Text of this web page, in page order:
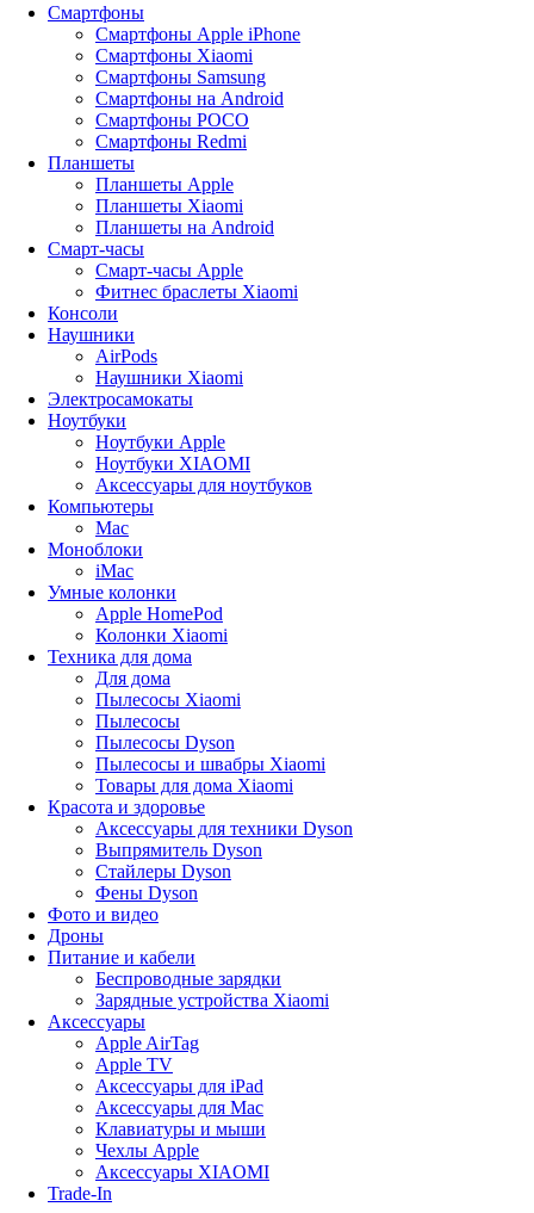
Смартфоны
Смартфоны Apple iPhone
Смартфоны Хiaomi
Смартфоны Samsung
Смартфоны на Android
Смартфоны POCO
Смартфоны Redmi
Планшеты
Планшеты Apple
Планшеты Xiaomi
Планшеты на Android
Смарт-часы
Смарт-часы Apple
Фитнес браслеты Xiaomi
Консоли
Наушники
AirPods
Наушники Xiaomi
Электросамокаты
Ноутбуки
Ноутбуки Apple
Ноутбуки XIAOMI
Аксессуары для ноутбуков
Компьютеры
Mac
Моноблоки
iMac
Умные колонки
Apple HomePod
Колонки Xiaomi
Техника для дома
Для дома
Пылесосы Xiaomi
Пылесосы
Пылесосы Dyson
Пылесосы и швабры Xiaomi
Товары для дома Xiaomi
Красота и здоровье
Аксессуары для техники Dyson
Выпрямитель Dyson
Стайлеры Dyson
Фены Dyson
Фото и видео
Дроны
Питание и кабели
Беспроводные зарядки
Зарядные устройства Xiaomi
Аксессуары
Apple AirTag
Apple TV
Аксессуары для iPad
Аксессуары для Mac
Клавиатуры и мыши
Чехлы Apple
Аксессуары XIAOMI
Trade-In